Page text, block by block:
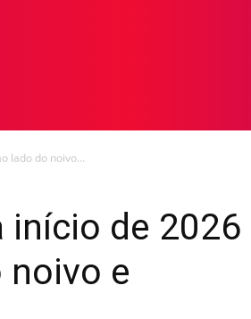
lado do noivo...
início de 2026
noivo e